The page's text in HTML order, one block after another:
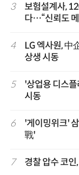
3
보험설계사,
다…“신뢰도
4
LG 엑사원, 中
상생 시동
5
'상업용 디스
시동
6
'게이밍위크'
戰'
7 경찰 압수 코